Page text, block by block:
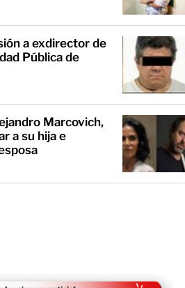
a exdirector de
Pública de
Marcovich,
a su hija e